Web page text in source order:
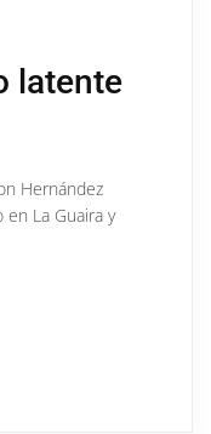
latente
Hernández
La Guaira y